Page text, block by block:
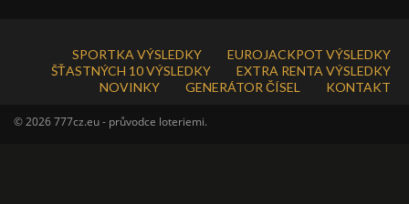
SPORTKA VÝSLEDKY
EUROJACKPOT VÝSLEDKY
ŠŤASTNÝCH 10 VÝSLEDKY
EXTRA RENTA VÝSLEDKY
NOVINKY
GENERÁTOR ČÍSEL KONTAKT
© 2026 777cz.eu - průvodce loteriemi.